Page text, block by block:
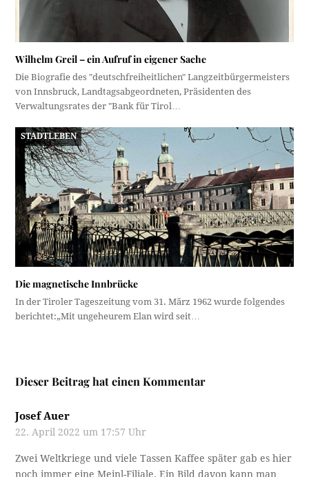
Wilhelm Greil – ein Aufruf in eigener Sache
Die Biografie des "deutschfreiheitlichen" Langzeitbürgermeisters
von Innsbruck, Landtagsabgeordneten, Präsidenten des
Verwaltungsrates der "Bank für Tirol…
STADTLEBEN
Die magnetische Innbrücke
In der Tiroler Tageszeitung vom 31. März 1962 wurde folgendes
berichtet:„Mit ungeheurem Elan wird seit…
Dieser Beitrag hat einen Kommentar
Josef Auer
22. April 2022 um 17:57 Uhr
Zwei Weltkriege und viele Tassen Kaffee später gab es hier
noch immer eine Meinl-Filiale. Ein Bild davon kann man